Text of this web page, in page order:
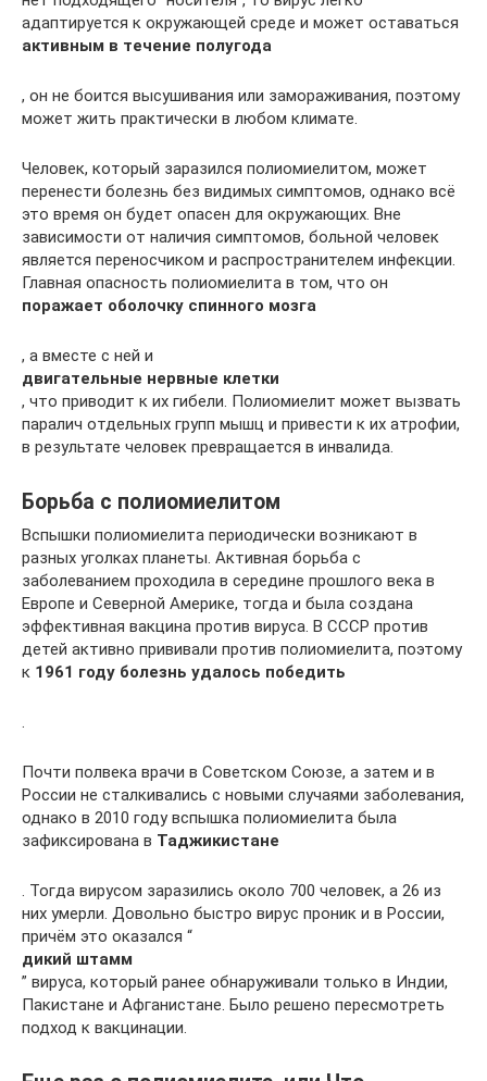
адаптируется к окружающей среде и может оставаться
активным в течение полугода
, он не боится высушивания или замораживания, поэтому
может жить практически в любом климате.
Человек, который заразился полиомиелитом, может
перенести болезнь без видимых симптомов, однако всё
это время он будет опасен для окружающих. Вне
зависимости от наличия симптомов, больной человек
является переносчиком и распространителем инфекции.
Главная опасность полиомиелита в том, что он
поражает оболочку спинного мозга
, а вместе с ней и
двигательные нервные клетки
, что приводит к их гибели. Полиомиелит может вызвать
паралич отдельных групп мышц и привести к их атрофии,
в результате человек превращается в инвалида.
Борьба с полиомиелитом
Вспышки полиомиелита периодически возникают в
разных уголках планеты. Активная борьба с
заболеванием проходила в середине прошлого века в
Европе и Северной Америке, тогда и была создана
эффективная вакцина против вируса. В СССР против
детей активно прививали против полиомиелита, поэтому
к 1961 году болезнь удалось победить
.
Почти полвека врачи в Советском Союзе, а затем и в
России не сталкивались с новыми случаями заболевания,
однако в 2010 году вспышка полиомиелита была
зафиксирована в Таджикистане
. Тогда вирусом заразились около 700 человек, а 26 из
них умерли. Довольно быстро вирус проник и в России,
причём это оказался “
дикий штамм
” вируса, который ранее обнаруживали только в Индии,
Пакистане и Афганистане. Было решено пересмотреть
подход к вакцинации.